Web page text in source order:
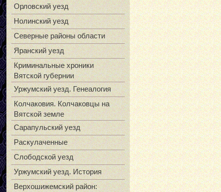
Орловский уезд
Нолинский уезд
Северные районы области
Яранский уезд
Криминальные хроники
Вятской губернии
Уржумский уезд. Генеалогия
Колчаковия. Колчаковцы на
Вятской земле
Сарапульский уезд
Раскулаченные
Слободской уезд
Уржумский уезд. История
Верхошижемский район: